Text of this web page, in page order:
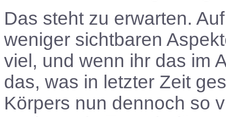
Das steht zu erwarten.
weniger sichtbaren
viel, und wenn ihr das im
das, was in letzter Zeit
Körpers nun dennoch so